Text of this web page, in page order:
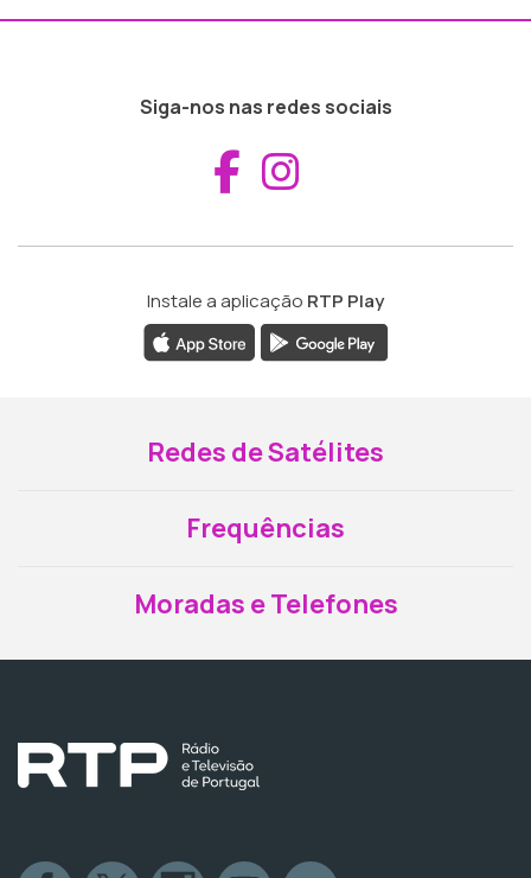
Siga-nos nas redes sociais
Aceder ao
Instale a aplicação RTP Play
Redes de Satélites
Frequências
Moradas e Telefones